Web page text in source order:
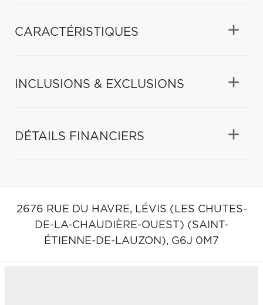
CARACTÉRISTIQUES
INCLUSIONS & EXCLUSIONS
DÉTAILS FINANCIERS
2676 RUE DU HAVRE, LÉVIS (LES CHUTES-
DE-LA-CHAUDIÈRE-OUEST) (SAINT-
ÉTIENNE-DE-LAUZON), G6J 0M7